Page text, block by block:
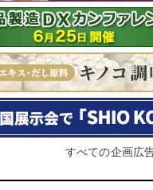
すべての企画広